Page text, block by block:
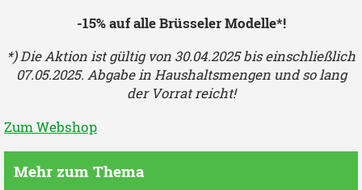
-15% auf alle Brüsseler Modelle*!
*) Die Aktion ist gültig von 30.04.2025 bis einschließlich
07.05.2025. Abgabe in Haushaltsmengen und so lang
der Vorrat reicht!
Zum Webshop
Mehr zum Thema